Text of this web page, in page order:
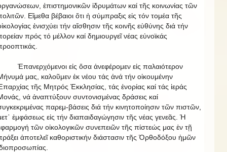
ἐπιστημονικῶν ἱδρυμάτων καί τῆς κοινωνίας τῶν
Εἴμεθα βέβαιοι ὅτι ἡ σύμπραξις εἰς τόν τομέα τῆς
ἐνισχύει τήν αἴσθησιν τῆς κοινῆς εὐθύνης διά τήν
πρός τό μέλλον καί δημιουργεῖ νέας εὐνοϊκάς
εἰς ὅσα ἀνεφέρομεν εἰς παλαιότερον
μας, καλοῦμεν ἐκ νέου τάς ἀνά τήν οἰκουμένην
τῆς Μητρός Ἐκκλησίας, τάς ἐνορίας καί τάς ἱεράς
νά ἀναπτύξουν συντονισμένας δράσεις καί
παρεμ-βάσεις διά τήν κινητοποίησιν τῶν πιστῶν,
ἐμφάσεως εἰς τήν διαπαιδαγώγησιν τῆς νέας γενεᾶς. Ἡ
τῶν οἰκολογικῶν συνεπειῶν τῆς πίστεώς μας ἐν τῇ
ἀποτελεῖ καθοριστικήν διάστασιν τῆς Ὀρθοδόξου ἡμῶν